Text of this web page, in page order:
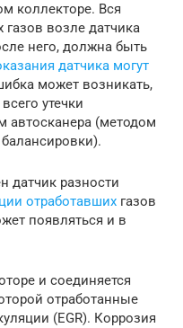
коллекторе. Вся
возле датчика
него, должна быть
датчика могут
может возникать,
утечки
автосканера (методом
датчик разности
отработавших газов
появляться и в
и соединяется
отработанные
(EGR). Коррозия